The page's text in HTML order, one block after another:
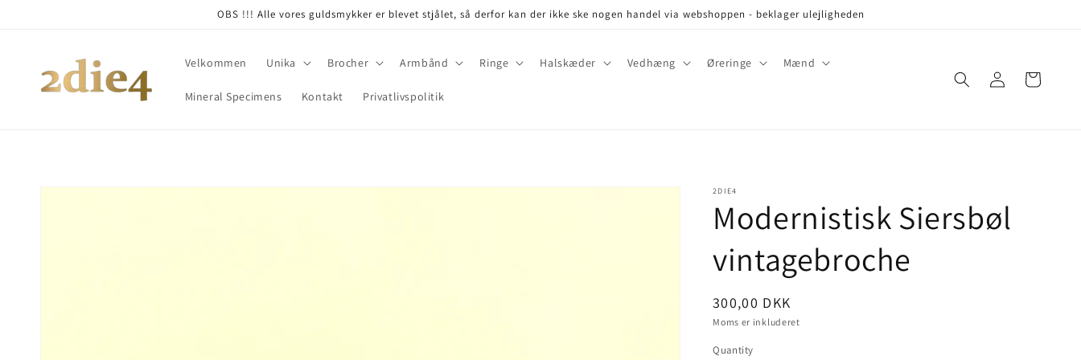
OBS !!! Alle vores guldsmykker er blevet stjålet, så derfor kan der ikke ske nogen handel via webshoppen - beklager ulejligheden
Velkommen Unika Brocher Armbånd Ringe Halskæder Vedhæng Øreringe Mænd
Mineral Specimens Kontakt Privatlivspolitik
Log
in
Cart
Skip to
2DIE4
Modernistisk Siersbøl
vintagebroche
Pris
300,00 DKK
Moms er inkluderet
Quantity